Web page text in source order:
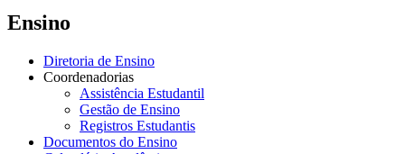
Ensino
Diretoria de Ensino
Coordenadorias
Assistência Estudantil
Gestão de Ensino
Registros Estudantis
Documentos do Ensino